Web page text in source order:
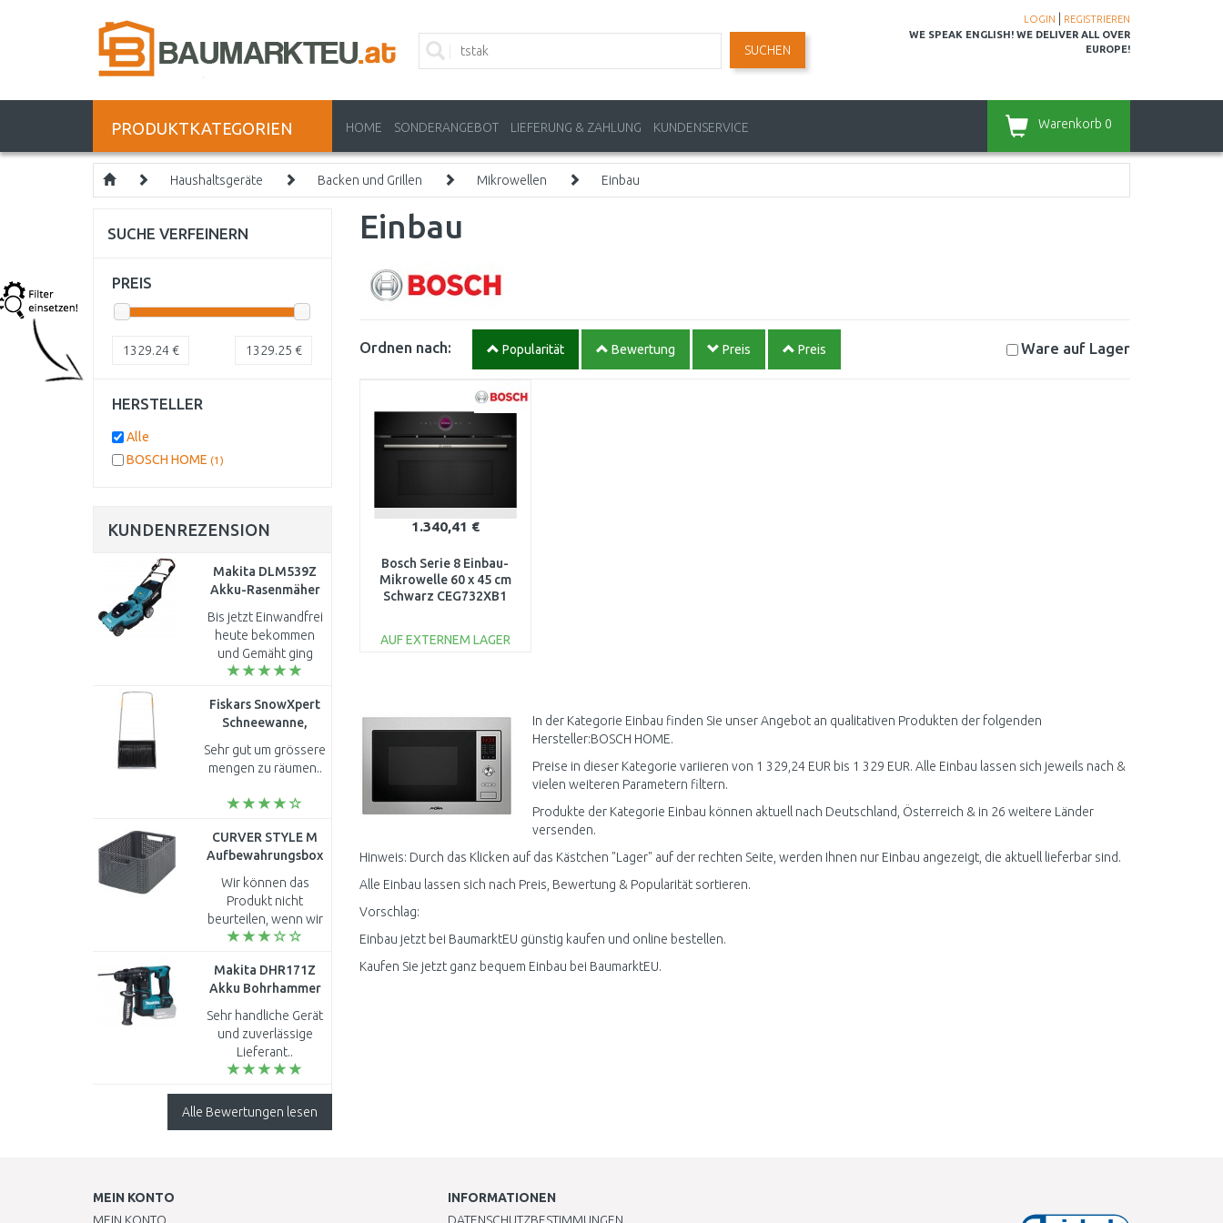
LOGIN
REGISTRIEREN
WE SPEAK ENGLISH! WE DELIVER ALL OVER
EUROPE!
SUCHEN
PRODUKTKATEGORIEN HOME SONDERANGEBOT LIEFERUNG & ZAHLUNG KUNDENSERVICE Warenkorb 0
Haushaltsgeräte Backen und Grillen Mikrowellen Einbau
Einbau
Ordnen nach: Popularität Bewertung Preis Preis Ware auf Lager
1.340,41 €
Bosch Serie 8 Einbau-
Mikrowelle 60 x 45 cm
Schwarz CEG732XB1
AUF EXTERNEM LAGER
In der Kategorie Einbau finden Sie unser Angebot an qualitativen Produkten der folgenden
Hersteller:BOSCH HOME.
Preise in dieser Kategorie variieren von 1 329,24 EUR bis 1 329 EUR. Alle Einbau lassen sich jeweils nach &
vielen weiteren Parametern filtern.
Produkte der Kategorie Einbau können aktuell nach Deutschland, Österreich & in 26 weitere Länder
versenden.
Hinweis: Durch das Klicken auf das Kästchen "Lager" auf der rechten Seite, werden Ihnen nur Einbau angezeigt, die aktuell lieferbar sind.
Alle Einbau lassen sich nach Preis, Bewertung & Popularität sortieren.
Vorschlag:
Einbau jetzt bei BaumarktEU günstig kaufen und online bestellen.
Kaufen Sie jetzt ganz bequem Einbau bei BaumarktEU.
SUCHE VERFEINERN
PREIS
1329.24€ 1329.25 €
HERSTELLER
Alle
BOSCH HOME (1)
KUNDENREZENSION
Makita DLM539Z
Akku-Rasenmäher
530 mm Li-ion LXT
2x18V ohne akku
Bis jetzt Einwandfrei
heute bekommen
und Gemäht ging
alles Perfekt
Schnell gut Verpackt
auf Palette
Zusammenbau
Einfac..
Fiskars SnowXpert
Schneewanne,
(143021) 1003470
Sehr gut um grössere
mengen zu räumen..
CURVER STYLE M
Aufbewahrungsbox
38,6 x 17 x 28,7 cm
dunkelgrau 03615-
308
Wir können das
Produkt nicht
beurteilen, wenn wir
es noch nicht
Makita DHR171Z
Akku Bohrhammer
SDS-Plus 18V, mit
Seitengriff
(Sologerät)
Sehr handliche Gerät
und zuverlässige
Lieferant..
Alle Bewertungen lesen
MEIN KONTO
INFORMATIONEN